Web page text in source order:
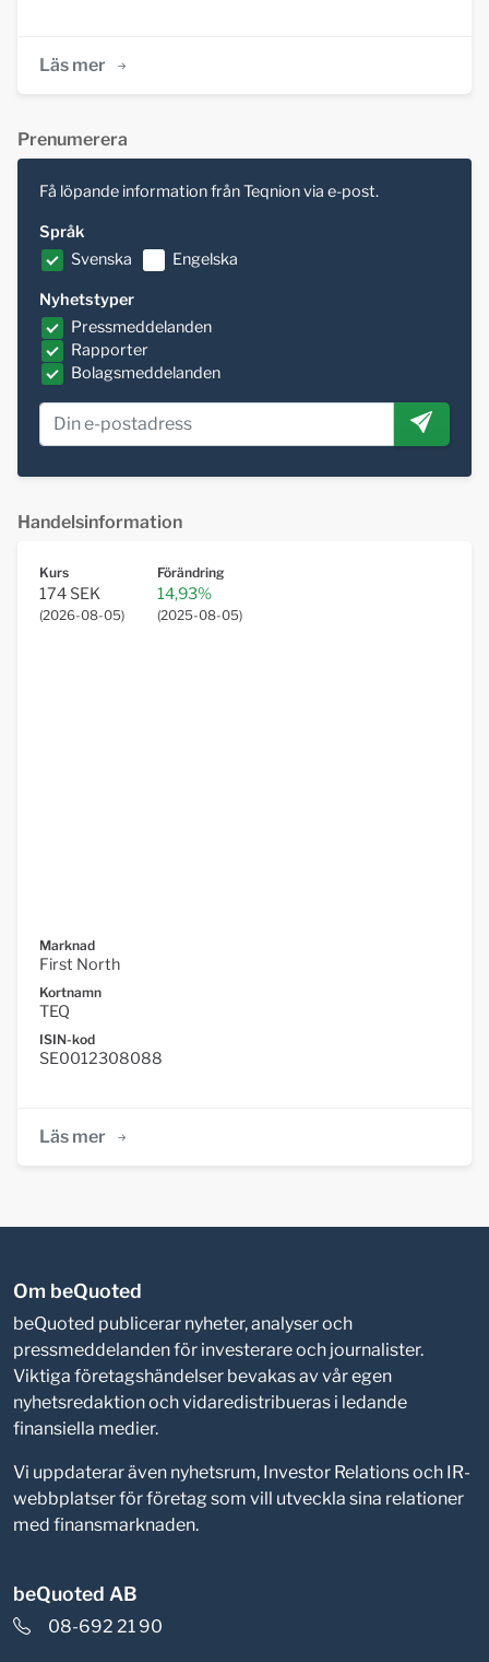
Läs mer
Prenumerera
Få löpande information från Teqnion via e-post.
Språk
Svenska
Engelska
Nyhetstyper
Pressmeddelanden
Rapporter
Bolagsmeddelanden
Handelsinformation
Kurs
174 SEK
(2026-08-05)
Förändring
14,93%
(2025-08-05)
Marknad
First North
Kortnamn
TEQ
ISIN-kod
SE0012308088
Läs mer
Om beQuoted
beQuoted publicerar nyheter, analyser och
pressmeddelanden för investerare och journalister.
Viktiga företagshändelser bevakas av vår egen
nyhetsredaktion och vidaredistribueras i ledande
finansiella medier.
Vi uppdaterar även nyhetsrum, Investor Relations och IR-
webbplatser för företag som vill utveckla sina relationer
med finansmarknaden.
beQuoted AB
08-692 21 90